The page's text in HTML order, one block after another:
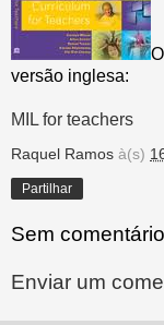
versão inglesa:
MIL for teachers
Raquel Ramos à(s)
Partilhar
Sem
Enviar um